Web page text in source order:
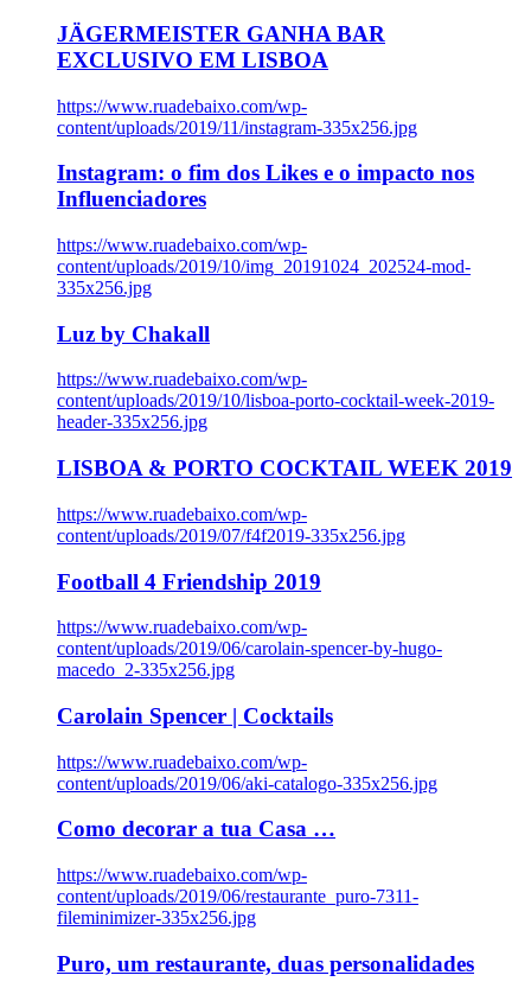
JÄGERMEISTER GANHA BAR
EXCLUSIVO EM LISBOA
https://www.ruadebaixo.com/wp-
content/uploads/2019/11/instagram-335x256.jpg
Instagram: o fim dos Likes e o impacto nos
Influenciadores
https://www.ruadebaixo.com/wp-
content/uploads/2019/10/img_20191024_202524-mod-
335x256.jpg
Luz by Chakall
https://www.ruadebaixo.com/wp-
content/uploads/2019/10/lisboa-porto-cocktail-week-2019-
header-335x256.jpg
LISBOA & PORTO COCKTAIL WEEK 2019
https://www.ruadebaixo.com/wp-
content/uploads/2019/07/f4f2019-335x256.jpg
Football 4 Friendship 2019
https://www.ruadebaixo.com/wp-
content/uploads/2019/06/carolain-spencer-by-hugo-
macedo_2-335x256.jpg
Carolain Spencer | Cocktails
https://www.ruadebaixo.com/wp-
content/uploads/2019/06/aki-catalogo-335x256.jpg
Como decorar a tua Casa …
https://www.ruadebaixo.com/wp-
content/uploads/2019/06/restaurante_puro-7311-
fileminimizer-335x256.jpg
Puro, um restaurante, duas personalidades